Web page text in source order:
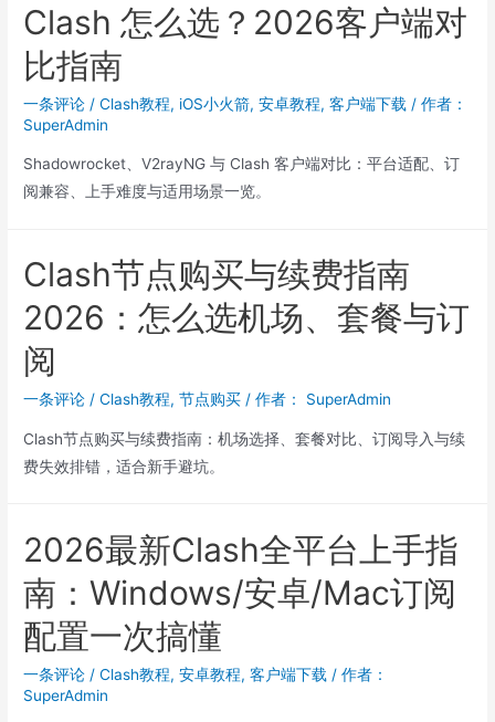
Clash 怎么选？2026客户端对
比指南
一条评论 /Clash教程, iOS小火箭,安卓教程,客户端下载 / 作者：
SuperAdmin
Shadowrocket、V2rayNG 与 Clash 客户端对比：平台适配、订
阅兼容、上手难度与适用场景一览。
Clash节点购买与续费指南
2026：怎么选机场、套餐与订
阅
一条评论 /Clash教程,节点购买 / 作者： SuperAdmin
Clash节点购买与续费指南：机场选择、套餐对比、订阅导入与续
费失效排错，适合新手避坑。
2026最新Clash全平台上手指
南：Windows/安卓/Mac订阅
配置一次搞懂
一条评论 /Clash教程,安卓教程,客户端下载 / 作者：
SuperAdmin